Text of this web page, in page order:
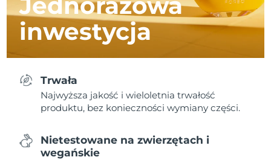
inwestycja
Trwała
Najwyższa jakość i wieloletnia trwałość
produktu, bez konieczności wymiany części.
Nietestowane na zwierzętach i
wegańskie